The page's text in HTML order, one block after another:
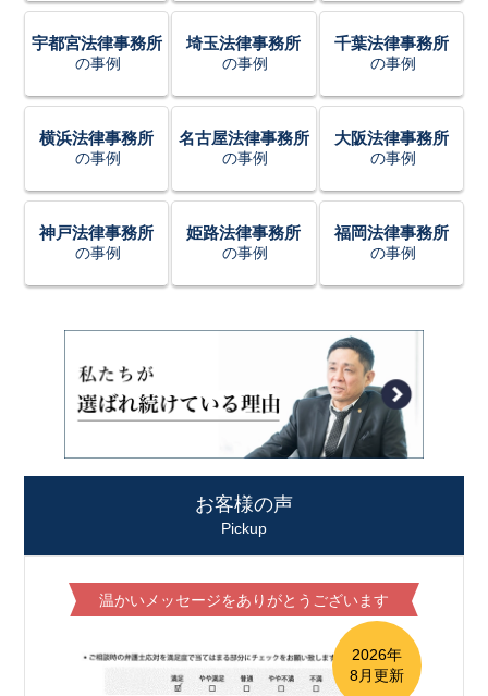
宇都宮法律事務所
の事例
埼玉法律事務所
の事例
千葉法律事務所
の事例
横浜法律事務所
の事例
名古屋法律事務所
の事例
大阪法律事務所
の事例
神戸法律事務所
の事例
姫路法律事務所
の事例
福岡法律事務所
の事例
お客様の声
Pickup
温かいメッセージをありがとうございます
2026年
8月更新